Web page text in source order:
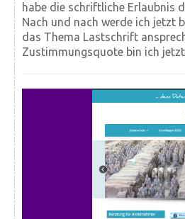
habe die schriftliche Erlaubnis
Nach und nach werde ich jetzt
das Thema Lastschrift
Zustimmungsquote bin ich